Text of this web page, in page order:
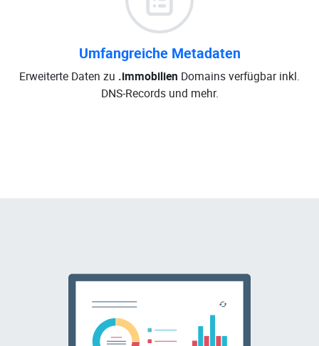
Umfangreiche Metadaten
Erweiterte Daten zu .immobilien Domains verfügbar inkl.
DNS-Records und mehr.